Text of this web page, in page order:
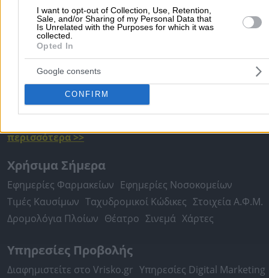
I want to opt-out of Collection, Use, Retention,
Sale, and/or Sharing of my Personal Data that
Is Unrelated with the Purposes for which it was
collected.
Opted In
Google consents
CONFIRM
Υδραυλικοί - Υδραυλικές Εγκαταστάσεις
περισσότερα >>
Τοπική Αναζήτηση
Αθήνα Θεσσαλονίκη Πάτρα Λάρισα Ηράκλειο
Περιστέρι Καβάλα Τρίπολη Καλλιθέα
Πειραιάς Κέρκυρα Χανιά Καλαμάτα
περισσότερα >>
Χρήσιμα Σήμερα
Εφημερίες Φαρμακείων Εφημερίες Νοσοκομείων
Τιμές Καυσίμων Ταχυδρομικοί Κώδικες Στοιχεία Α.Φ.Μ.
Δρομολόγια Πλοίων Θέατρο Σινεμά Χάρτες
Υπηρεσίες Προβολής
Διαφημιστείτε στο Vrisko.gr Υπηρεσίες Digital Marketing